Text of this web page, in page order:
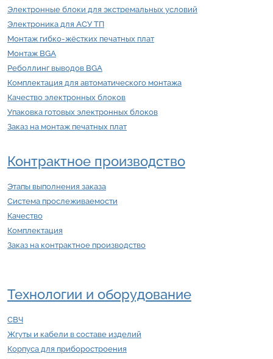
Электронные блоки для экстремальных условий
Электроника для АСУ ТП
Монтаж гибко-жёстких печатных плат
Монтаж BGA
Реболлинг выводов BGA
Комплектация для автоматического монтажа
Качество электронных блоков
Упаковка готовых электронных блоков
Заказ на монтаж печатных плат
Контрактное производство
Этапы выполнения заказа
Система прослеживаемости
Качество
Комплектация
Заказ на контрактное производство
Технологии и оборудование
СВЧ
Жгуты и кабели в составе изделий
Корпуса для приборостроения